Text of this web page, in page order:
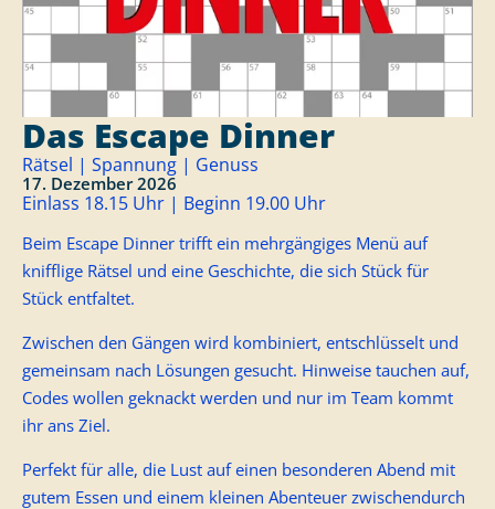
Das Escape Dinner
Rätsel | Spannung | Genuss
17. Dezember 2026
Einlass 18.15 Uhr | Beginn 19.00 Uhr
Beim Escape Dinner trifft ein mehrgängiges Menü auf
knifflige Rätsel und eine Geschichte, die sich Stück für
Stück entfaltet.
Zwischen den Gängen wird kombiniert, entschlüsselt und
gemeinsam nach Lösungen gesucht. Hinweise tauchen auf,
Codes wollen geknackt werden und nur im Team kommt
ihr ans Ziel.
Perfekt für alle, die Lust auf einen besonderen Abend mit
gutem Essen und einem kleinen Abenteuer zwischendurch